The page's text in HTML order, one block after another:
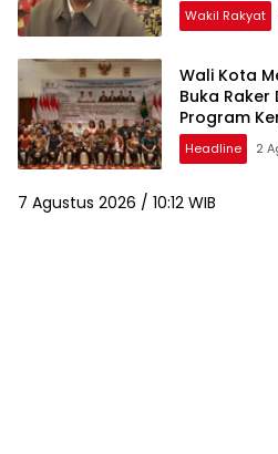
Wakil Rakyat
Wali Kota
Buka Raker
Program
Digitalisasi
Headline 2
7 Agustus 2026 / 10:12 WIB